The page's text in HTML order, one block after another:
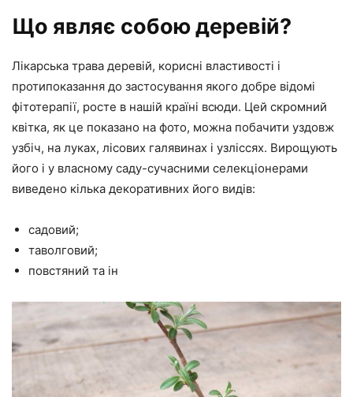
Що являє собою деревій?
Лікарська трава деревій, корисні властивості і
протипоказання до застосування якого добре відомі
фітотерапії, росте в нашій країні всюди. Цей скромний
квітка, як це показано на фото, можна побачити уздовж
узбіч, на луках, лісових галявинах і узліссях. Вирощують
його і у власному саду-сучасними селекціонерами
виведено кілька декоративних його видів:
садовий;
таволговий;
повстяний та ін